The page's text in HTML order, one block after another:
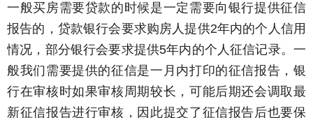
一般买房需要贷款的时候是一定需要向银行提供征信
报告的，贷款银行会要求购房人提供2年内的个人信用
情况，部分银行会要求提供5年内的个人征信记录。一
般我们需要提供的征信是一月内打印的征信报告，银
行在审核时如果审核周期较长，可能后期还会调取最
新征信报告进行审核，因此提交了征信报告后也要保